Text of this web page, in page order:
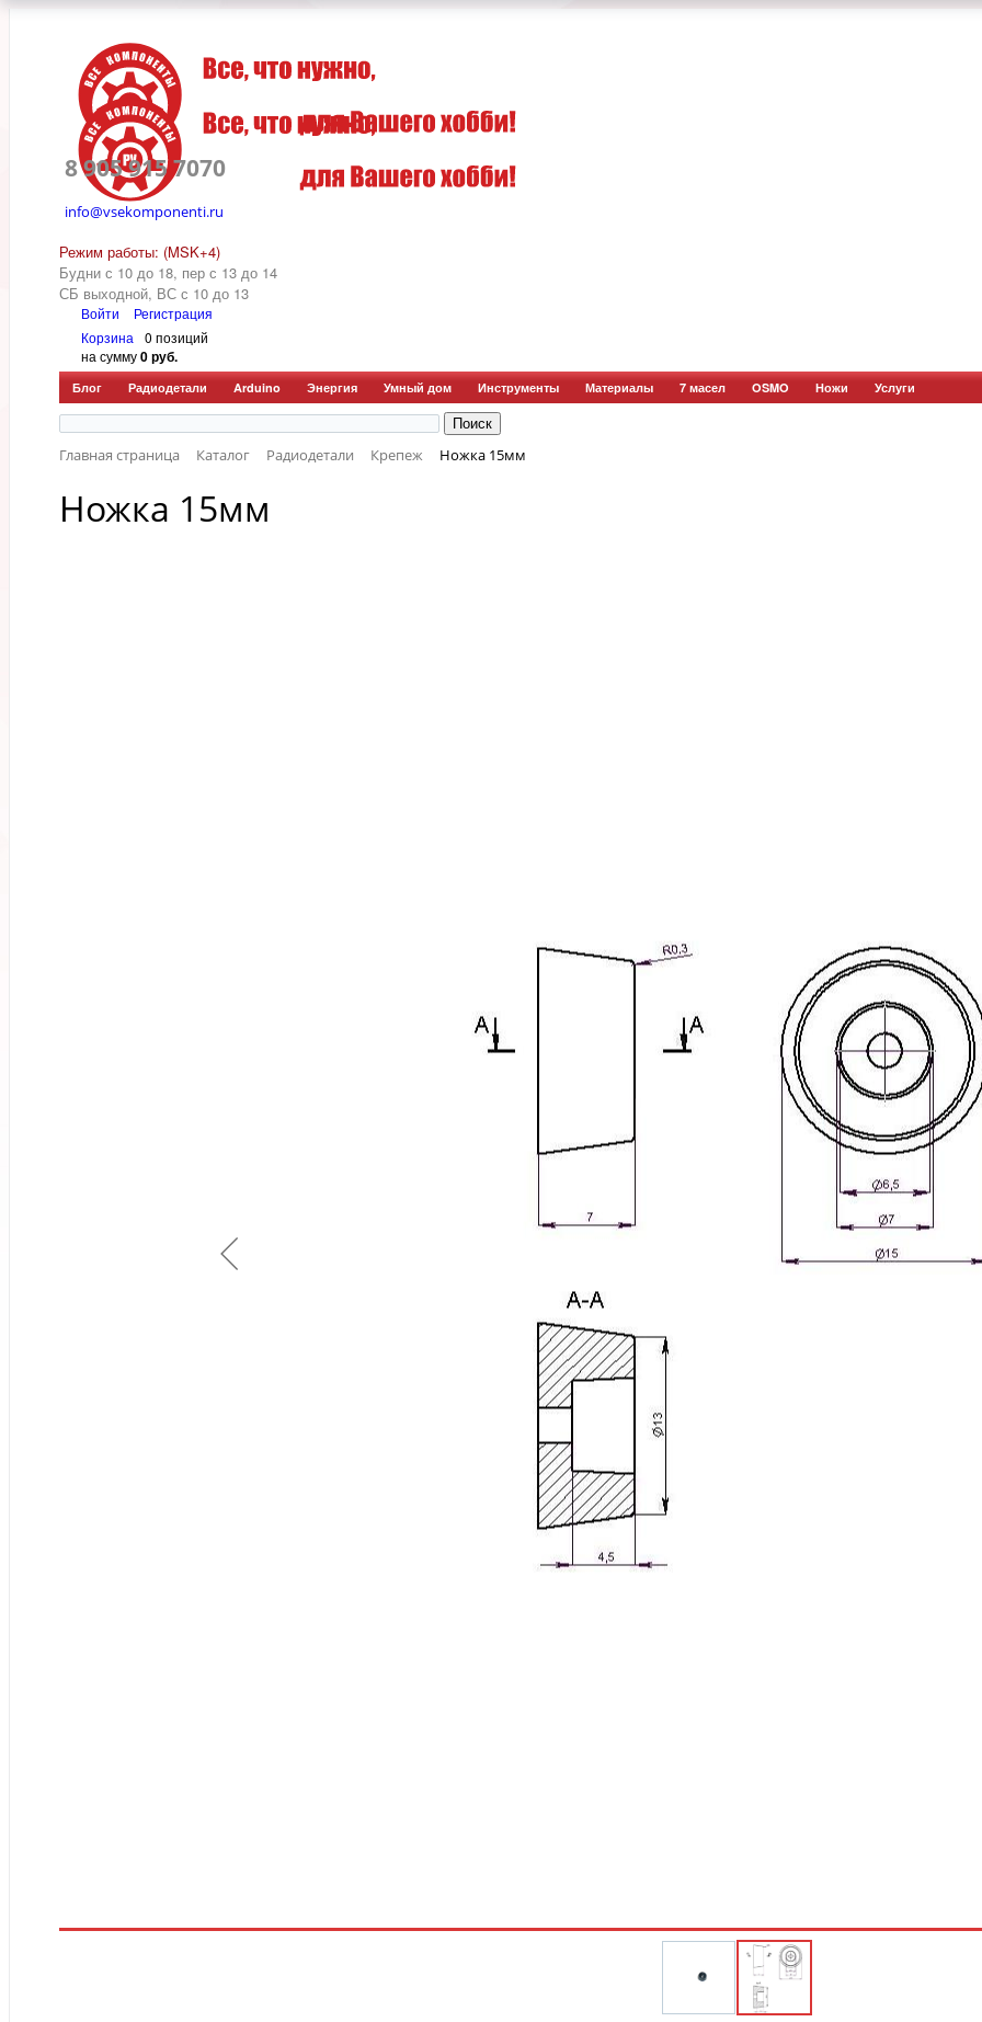
8 905 915 7070
info@vsekomponenti.ru
Режим работы: (MSK+4)
Будни с 10 до 18, пер с 13 до 14
СБ выходной, ВС с 10 до 13
Войти
Регистрация
Корзина
0 позиций
на сумму0 руб.
Блог Радиодетали Arduino Энергия Умный дом Инструменты Материалы 7 масел OSMO Ножи Услуги
Главная страница Каталог Радиодетали Крепеж Ножка 15мм
Ножка 15мм